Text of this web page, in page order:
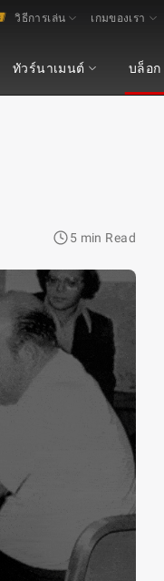
วิธีการเล่น เกมของเรา
ทัวร์นาเมนต์ บล็อก
5 min Read